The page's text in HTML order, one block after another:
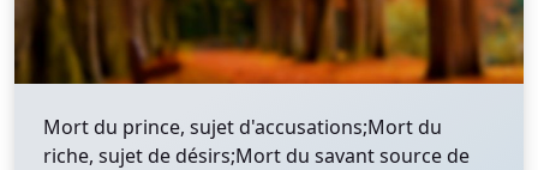
Mort du prince, sujet d'accusations;Mort du
riche, sujet de désirs;Mort du savant source de